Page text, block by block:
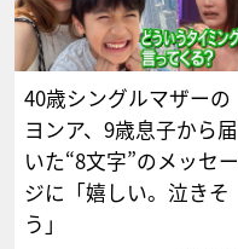
40歳シングルマザーの
ヨンア、9歳息子から届
いた“8文字”のメッセー
ジに「嬉しい。泣きそ
う」